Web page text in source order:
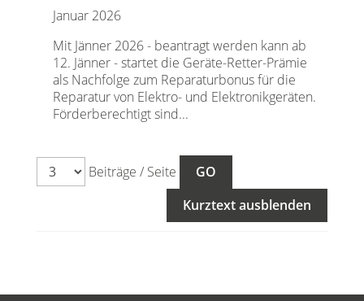
Januar 2026
Mit Jänner 2026 - beantragt werden kann ab
12. Jänner - startet die Geräte-Retter-Prämie
als Nachfolge zum Reparaturbonus für die
Reparatur von Elektro- und Elektronikgeräten.
Förderberechtigt sind...
Beiträge / Seite
Kurztext ausblenden